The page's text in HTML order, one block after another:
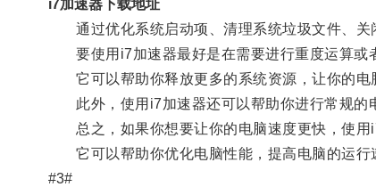
i7加速器下载地址
通过优化系统启动项、清理系统垃圾文件、关
要使用i7加速器最好是在需要进行重度运算或
它可以帮助你释放更多的系统资源，让你的电
此外，使用i7加速器还可以帮助你进行常规的电
总之，如果你想要让你的电脑速度更快，使用
它可以帮助你优化电脑性能，提高电脑的运行
#3#